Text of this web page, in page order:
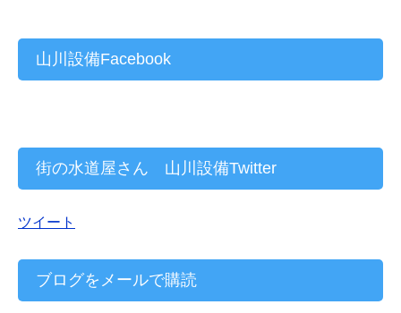
山川設備Facebook
街の水道屋さん 山川設備Twitter
ツイート
ブログをメールで購読